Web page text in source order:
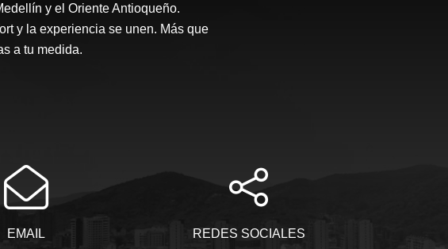
y el Oriente Antioqueño.
y la experiencia se unen. Más que
a tu medida.
EMAIL REDES SOCIALES